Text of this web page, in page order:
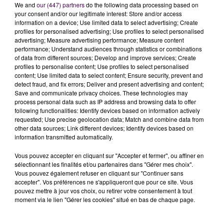
Ces six morceaux représentent des heures passées
en studio."J’ai commencé à travailler avec mon
ingénieur du son il y a un an (…). Je ne voulais pas
de sons qui se ressemblent tous : dans Fusiller par
exemple, je parle de mes parents, dans d’autres
titres, je parle d’amitié. Bref, je voulais quelque chose
de cohérent mais de différent"explique Polar.
L’EP est disponible surtoutes les plateformes de
streaming.
We and our (447) partnersdo the following data processing based on
your consent and/or our legitimate interest: Store and/or access
information on a device; Use limited data to select advertising; Create
profiles for personalised advertising; Use profiles to select personalised
advertising; Measure advertising performance; Measure content
performance; Understand audiences through statistics or combinations
of data from different sources; Develop and improve services; Create
profiles to personalise content; Use profiles to select personalised
content; Use limited data to select content; Ensure security, prevent and
detect fraud, and fix errors; Deliver and present advertising and content;
Save and communicate privacy choices. These technologies may
process personal data such as IP address and browsing data to offer
following functionalities: Identify devices based on information actively
requested; Use precise geolocation data; Match and combine data from
other data sources; Link different devices; Identify devices based on
information transmitted automatically.
Vous pouvez accepter en cliquant sur "Accepter et fermer", ou affiner en
sélectionnant les finalités et/ou partenaires dans "Gérer mes choix".
Vous pouvez également refuser en cliquant sur "Continuer sans
accepter". Vos préférences ne s'appliqueront que pour ce site. Vous
pouvez mettre à jour vos choix, ou retirer votre consentement à tout
moment via le lien "Gérer les cookies" situé en bas de chaque page.